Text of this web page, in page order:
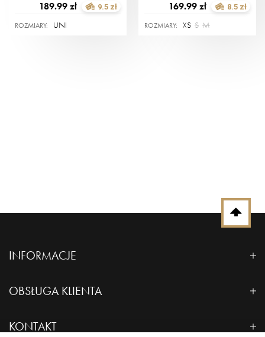
189.99 zł 9.5 zł
ROZMIARY: UNI
169.99 zł 8.5 zł
ROZMIARY: XS S M
INFORMACJE
OBSŁUGA KLIENTA
KONTAKT